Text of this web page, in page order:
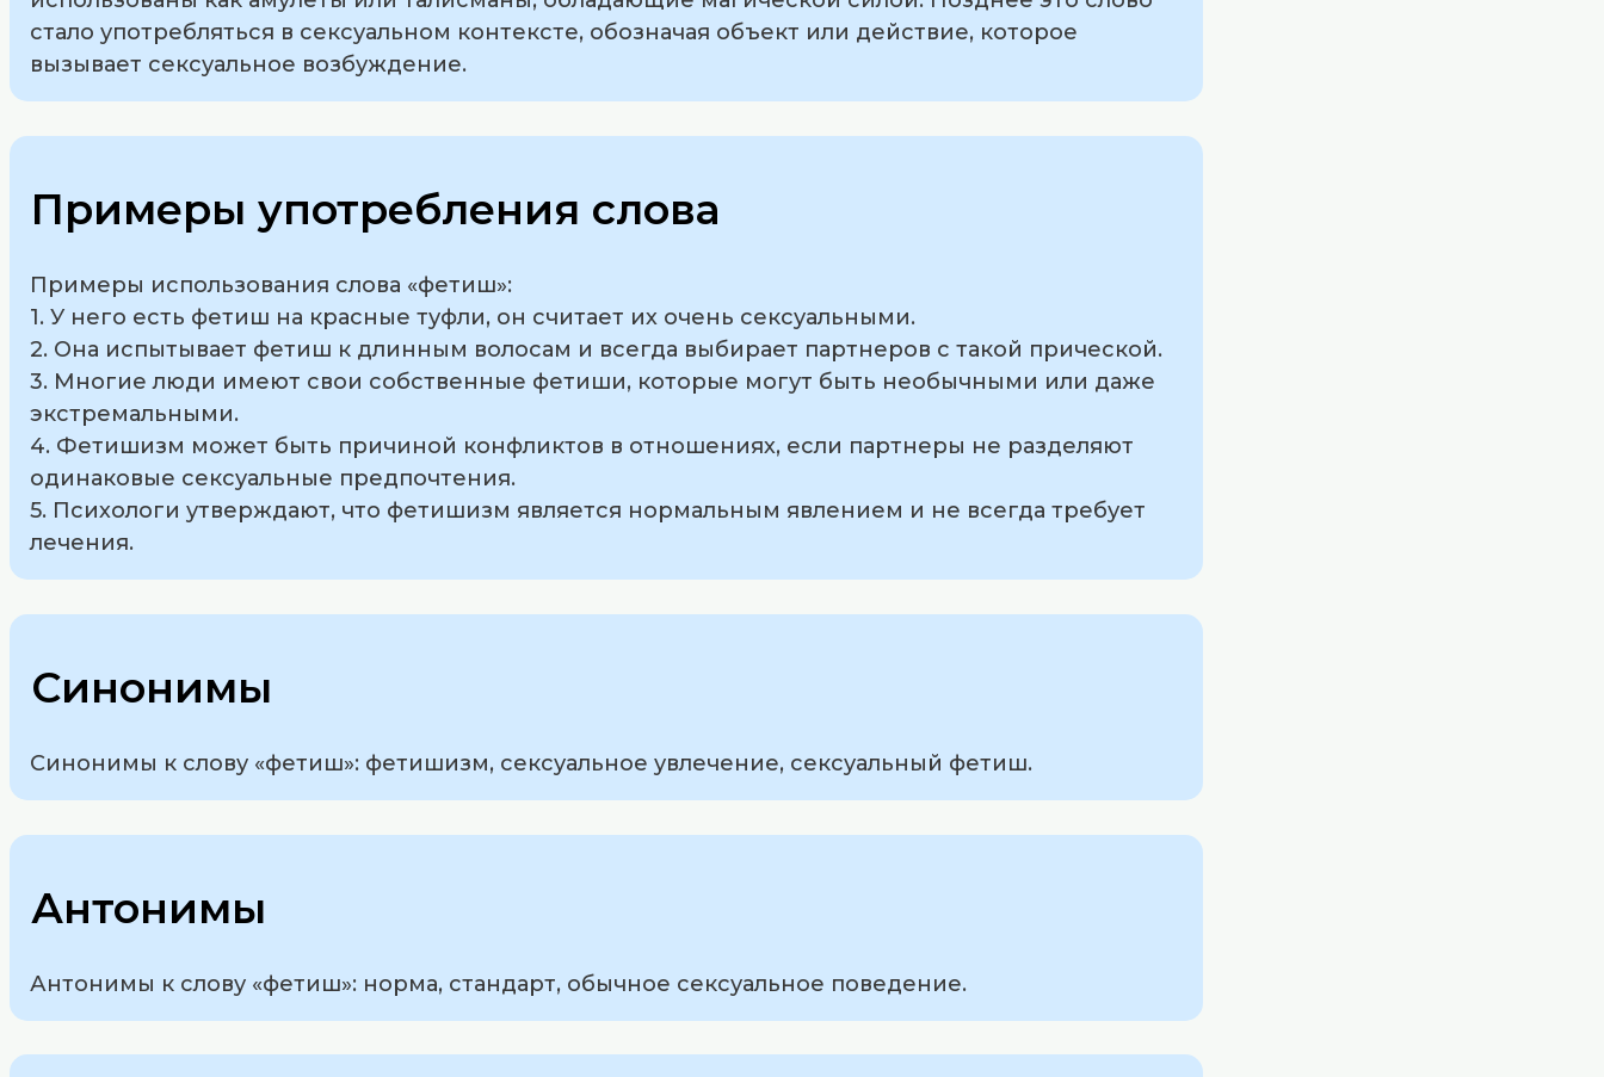
стало употребляться в сексуальном контексте, обозначая объект или действие, которое
вызывает сексуальное возбуждение.
Примеры употребления слова
Примеры использования слова «фетиш»:
1. У него есть фетиш на красные туфли, он считает их очень сексуальными.
2. Она испытывает фетиш к длинным волосам и всегда выбирает партнеров с такой прической.
3. Многие люди имеют свои собственные фетиши, которые могут быть необычными или даже
экстремальными.
4. Фетишизм может быть причиной конфликтов в отношениях, если партнеры не разделяют
одинаковые сексуальные предпочтения.
5. Психологи утверждают, что фетишизм является нормальным явлением и не всегда требует
лечения.
Синонимы
Синонимы к слову «фетиш»: фетишизм, сексуальное увлечение, сексуальный фетиш.
Антонимы
Антонимы к слову «фетиш»: норма, стандарт, обычное сексуальное поведение.